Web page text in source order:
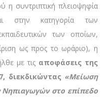
η συντριπτική πλειοψηφία
στην κατηγορία των
των οποίων,
ως προς το ωράριο), η
με τις αποφάσεις της
διεκδικώντας «Μείωση
Νηπιαγωγών στο επίπεδο